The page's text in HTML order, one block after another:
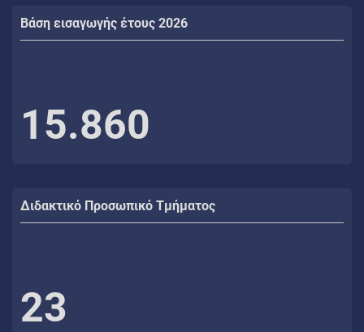
Βάση εισαγωγής έτους 2026
15.860
Διδακτικό Προσωπικό Τμήματος
23